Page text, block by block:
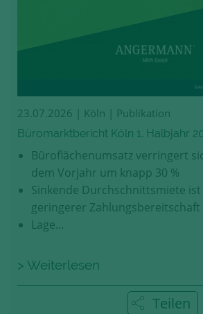
23.07.2026 | Köln | Publikation
Büromarktbericht Köln 1. Halbjahr
Büroflächenumsatz verringert
dem Vorjahr um knapp 30 %
Sinkende Durchschnittsmiete ist
geringerer Zahlungsbereitschaft
Lage…
> Weiterlesen
Teilen